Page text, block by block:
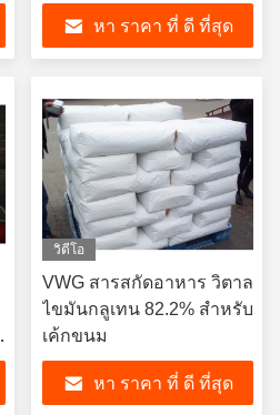
หา ราคา ที่ ดี ที่สุด
วิดีโอ
VWG สารสกัดอาหาร วิตาล
ไขมันกลูเทน 82.2% สําหรับ
เค้กขนม
หา ราคา ที่ ดี ที่สุด